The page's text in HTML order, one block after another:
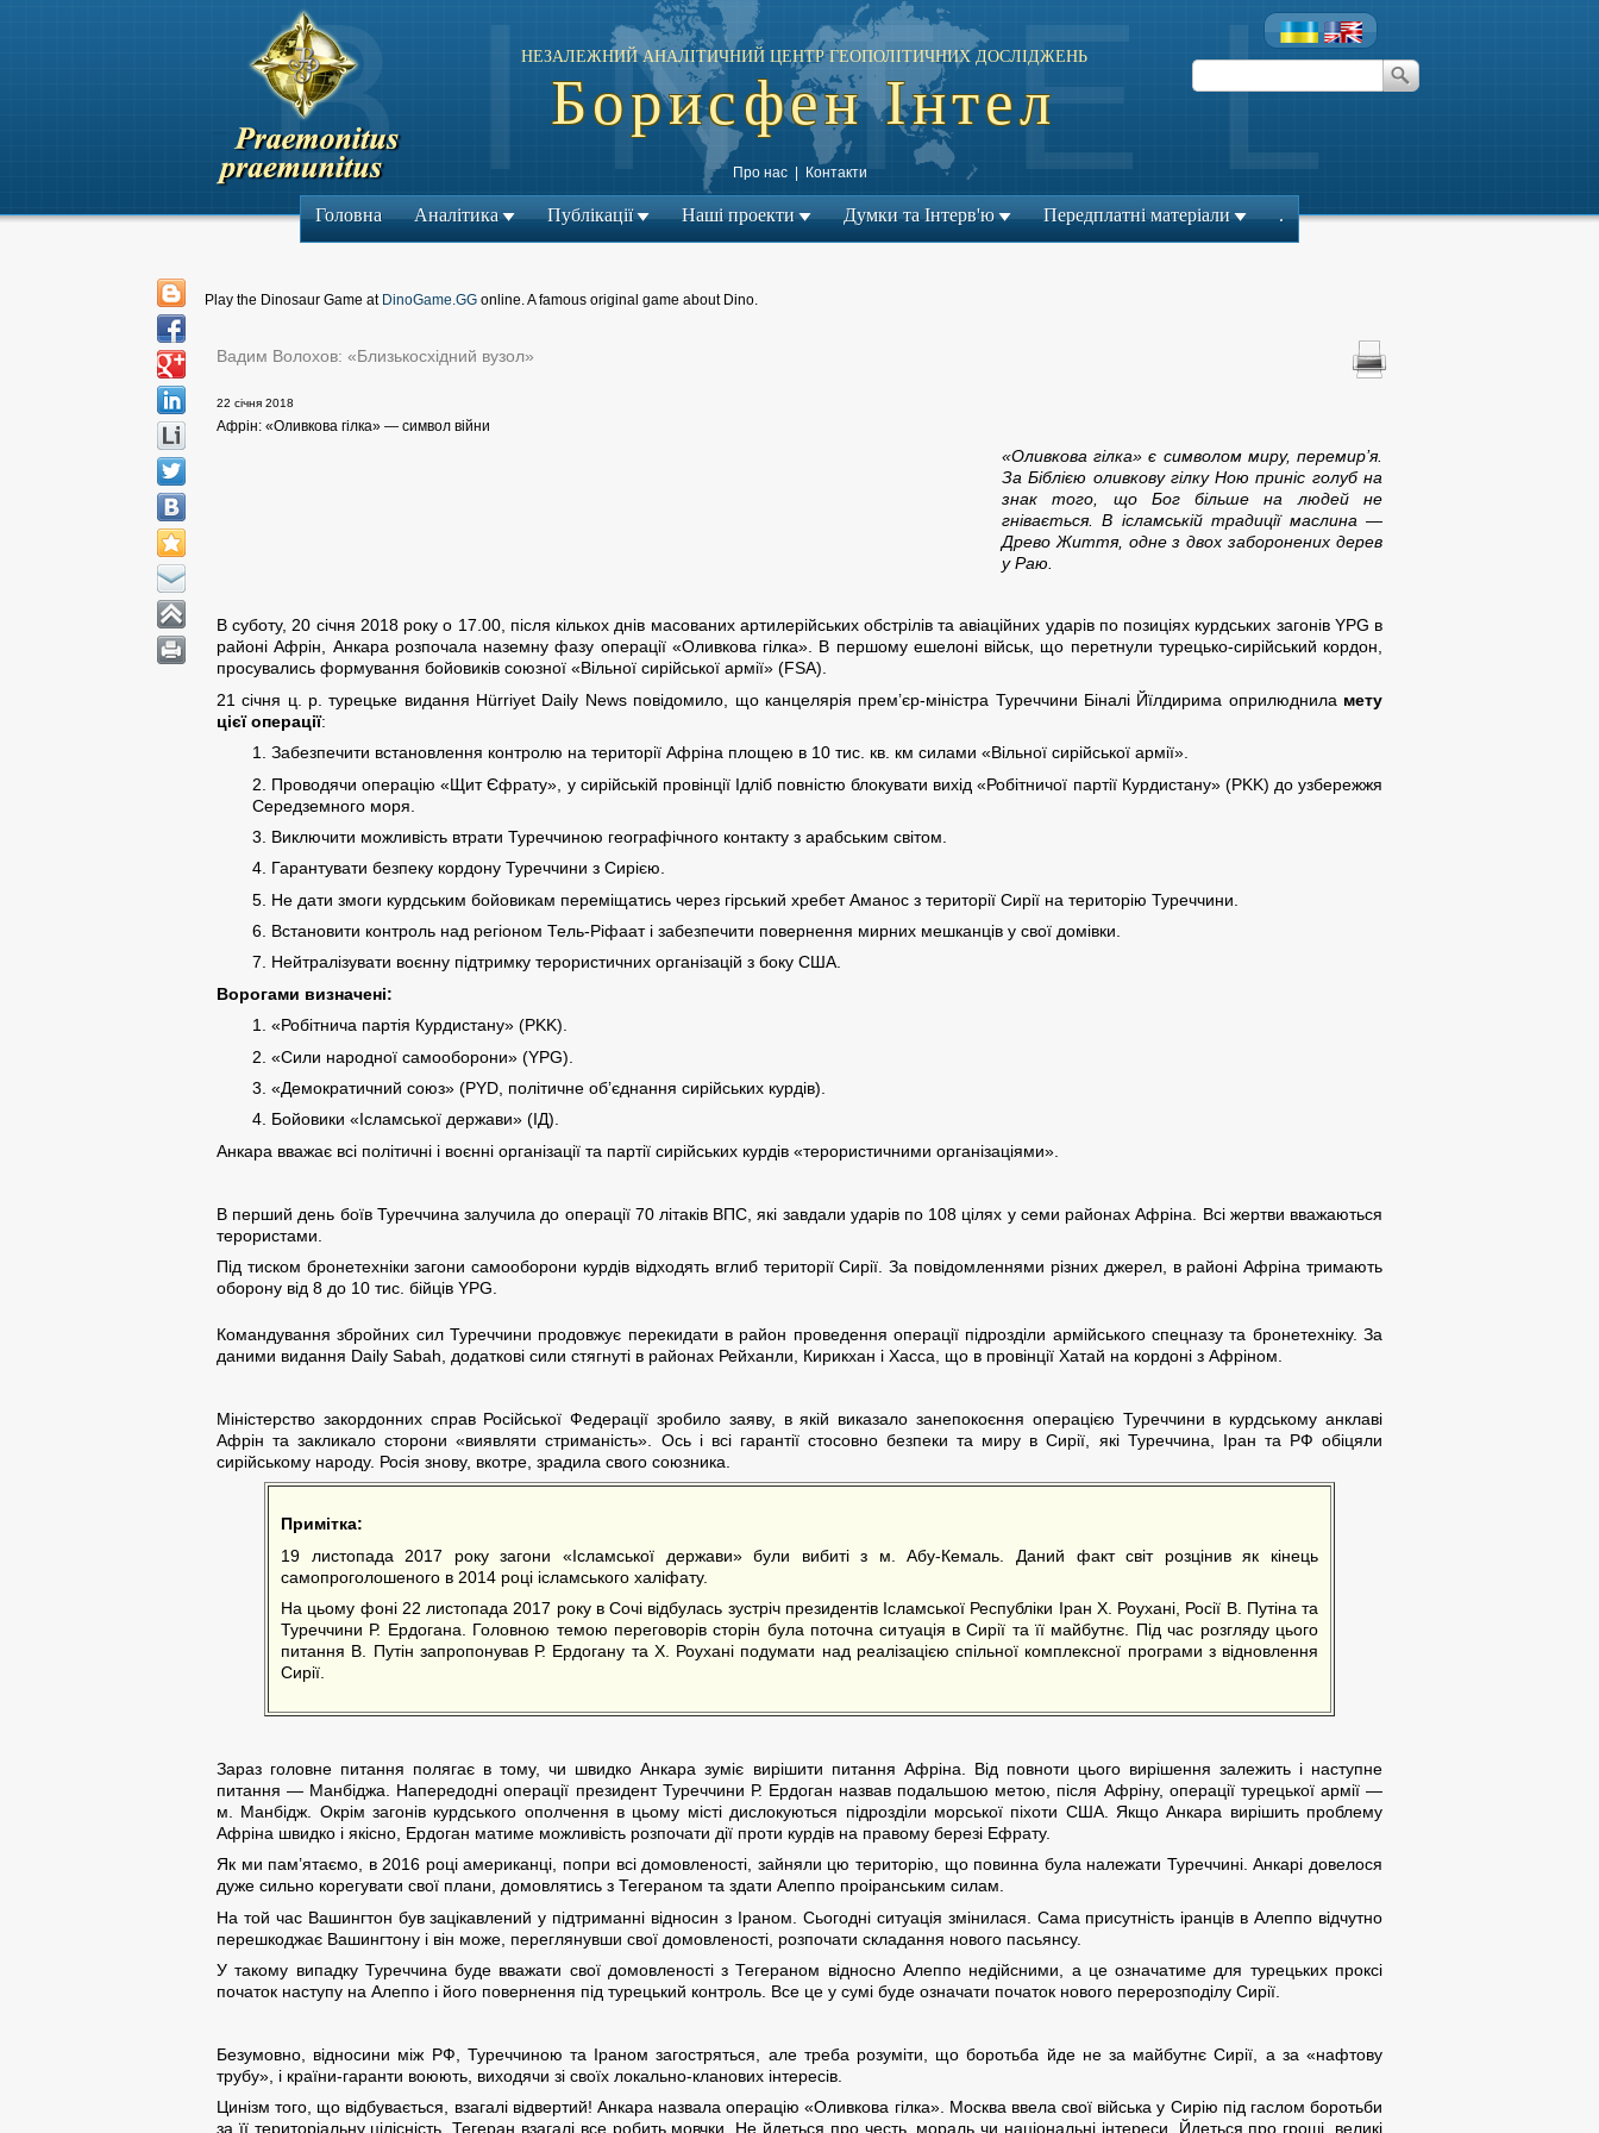
НЕЗАЛЕЖНИЙ АНАЛІТИЧНИЙ ЦЕНТР ГЕОПОЛІТИЧНИХ ДОСЛІДЖЕНЬ
Борисфен Інтел
Про нас| Контакти
Головна Аналітика Публікації Наші проекти Думки та Інтерв'ю Передплатні матеріали .
Play the Dinosaur Game at DinoGame.GG online. A famous original game about Dino.
Вадим Волохов: «Близькосхідний вузол»
22 січня 2018
Афрін: «Оливкова гілка» — символ війни
«Оливкова гілка» є символом миру, перемир’я.
За Біблією оливкову гілку Ною приніс голуб на
знак того, що Бог більше на людей не
гнівається. В ісламській традиції маслина —
Древо Життя, одне з двох заборонених дерев
у Раю.
В суботу, 20 січня 2018 року о 17.00, після кількох днів масованих артилерійських обстрілів та авіаційних ударів по позиціях курдських загонів YPG в
районі Афрін, Анкара розпочала наземну фазу операції «Оливкова гілка». В першому ешелоні військ, що перетнули турецько-сирійський кордон,
просувались формування бойовиків союзної «Вільної сирійської армії» (FSA).
21 січня ц. р. турецьке видання Hürriyet Daily News повідомило, що канцелярія прем’єр-міністра Туреччини Біналі Йїлдирима оприлюднила мету
цієї операції:
1. Забезпечити встановлення контролю на території Афріна площею в 10 тис. кв. км силами «Вільної сирійської армії».
2. Проводячи операцію «Щит Єфрату», у сирійській провінції Ідліб повністю блокувати вихід «Робітничої партії Курдистану» (PKK) до узбережжя
Середземного моря.
3. Виключити можливість втрати Туреччиною географічного контакту з арабським світом.
4. Гарантувати безпеку кордону Туреччини з Сирією.
5. Не дати змоги курдським бойовикам переміщатись через гірський хребет Аманос з території Сирії на територію Туреччини.
6. Встановити контроль над регіоном Тель-Ріфаат і забезпечити повернення мирних мешканців у свої домівки.
7. Нейтралізувати воєнну підтримку терористичних організацій з боку США.
Ворогами визначені:
1. «Робітнича партія Курдистану» (PKK).
2. «Сили народної самооборони» (YPG).
3. «Демократичний союз» (PYD, політичне об’єднання сирійських курдів).
4. Бойовики «Ісламської держави» (ІД).
Анкара вважає всі політичні і воєнні організації та партії сирійських курдів «терористичними організаціями».
В перший день боїв Туреччина залучила до операції 70 літаків ВПС, які завдали ударів по 108 цілях у семи районах Афріна. Всі жертви вважаються
терористами.
Під тиском бронетехніки загони самооборони курдів відходять вглиб території Сирії. За повідомленнями різних джерел, в районі Афріна тримають
оборону від 8 до 10 тис. бійців YPG.
Командування збройних сил Туреччини продовжує перекидати в район проведення операції підрозділи армійського спецназу та бронетехніку. За
даними видання Daily Sabah, додаткові сили стягнуті в районах Рейханли, Кирикхан і Хасса, що в провінції Хатай на кордоні з Афріном.
Міністерство закордонних справ Російської Федерації зробило заяву, в якій виказало занепокоєння операцією Туреччини в курдському анклаві
Афрін та закликало сторони «виявляти стриманість». Ось і всі гарантії стосовно безпеки та миру в Сирії, які Туреччина, Іран та РФ обіцяли
сирійському народу. Росія знову, вкотре, зрадила свого союзника.
Примітка:
19 листопада 2017 року загони «Ісламської держави» були вибиті з м. Абу-Кемаль. Даний факт світ розцінив як кінець
самопроголошеного в 2014 році ісламського халіфату.
На цьому фоні 22 листопада 2017 року в Сочі відбулась зустріч президентів Ісламської Республіки Іран Х. Роухані, Росії В. Путіна та
Туреччини Р. Ердогана. Головною темою переговорів сторін була поточна ситуація в Сирії та її майбутнє. Під час розгляду цього
питання В. Путін запропонував Р. Ердогану та Х. Роухані подумати над реалізацією спільної комплексної програми з відновлення
Сирії.
Зараз головне питання полягає в тому, чи швидко Анкара зуміє вирішити питання Афріна. Від повноти цього вирішення залежить і наступне
питання — Манбіджа. Напередодні операції президент Туреччини Р. Ердоган назвав подальшою метою, після Афріну, операції турецької армії —
м. Манбідж. Окрім загонів курдського ополчення в цьому місті дислокуються підрозділи морської піхоти США. Якщо Анкара вирішить проблему
Афріна швидко і якісно, Ердоган матиме можливість розпочати дії проти курдів на правому березі Ефрату.
Як ми пам’ятаємо, в 2016 році американці, попри всі домовленості, зайняли цю територію, що повинна була належати Туреччині. Анкарі довелося
дуже сильно корегувати свої плани, домовлятись з Тегераном та здати Алеппо проіранським силам.
На той час Вашингтон був зацікавлений у підтриманні відносин з Іраном. Сьогодні ситуація змінилася. Сама присутність іранців в Алеппо відчутно
перешкоджає Вашингтону і він може, переглянувши свої домовленості, розпочати складання нового пасьянсу.
У такому випадку Туреччина буде вважати свої домовленості з Тегераном відносно Алеппо недійсними, а це означатиме для турецьких проксі
початок наступу на Алеппо і його повернення під турецький контроль. Все це у сумі буде означати початок нового перерозподілу Сирії.
Безумовно, відносини між РФ, Туреччиною та Іраном загостряться, але треба розуміти, що боротьба йде не за майбутнє Сирії, а за «нафтову
трубу», і країни-гаранти воюють, виходячи зі своїх локально-кланових інтересів.
Цинізм того, що відбувається, взагалі відвертий! Анкара назвала операцію «Оливкова гілка». Москва ввела свої війська у Сирію під гаслом боротьби
за її територіальну цілісність. Тегеран взагалі все робить мовчки. Не йдеться про честь, мораль чи національні інтереси. Йдеться про гроші, великі